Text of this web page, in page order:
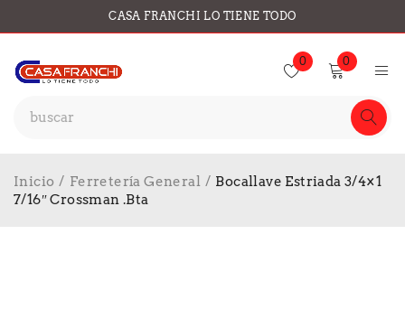
CASA FRANCHI LO TIENE TODO
0 0
Inicio / Ferretería General / Bocallave Estriada 3/4×1
7/16″ Crossman .Bta